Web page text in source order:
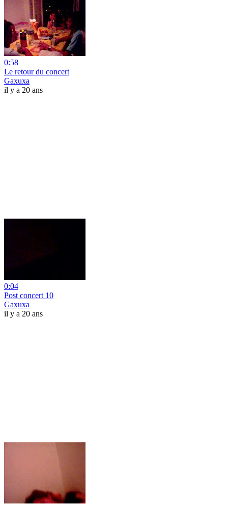
0:58
Le retour du concert
Gaxuxa
il y a 20 ans
0:04
Post concert 10
Gaxuxa
il y a 20 ans